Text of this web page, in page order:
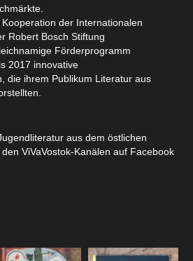
der Internationalen
Robert Bosch Stiftung
Förderprogramm
2017 innovative
die ihrem Publikum Literatur aus
aus dem östlichen
ViVaVostok-Kanälen auf Facebook